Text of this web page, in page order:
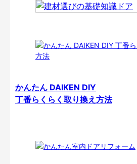
かんたん DAIKEN DIY
丁番らくらく取り換え方法